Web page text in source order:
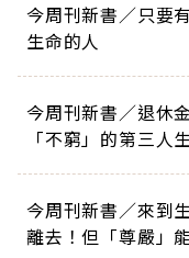
今周刊新書／只要
生命的人
今周刊新書／退休
「不窮」的第三人
今周刊新書／來到
離去！但「尊嚴」